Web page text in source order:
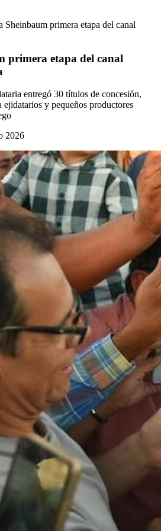
primera etapa del canal
primera etapa del canal
entregó 30 títulos de concesión,
y pequeños productores
2026